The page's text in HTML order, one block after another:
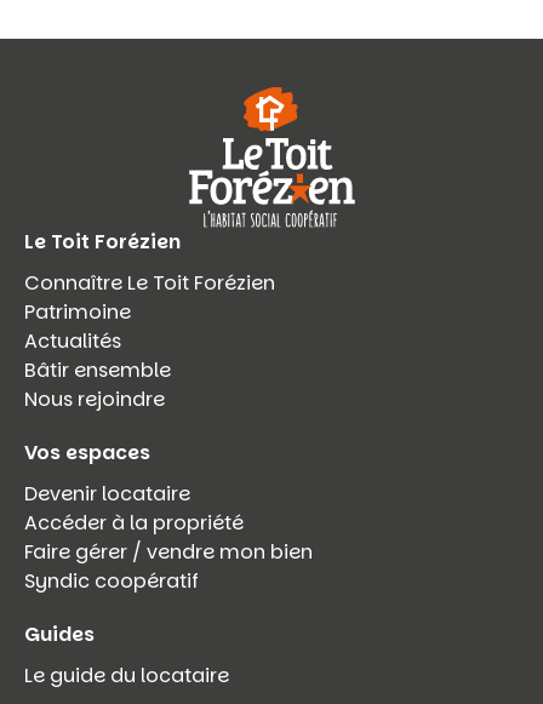
Le Toit Forézien
Connaître Le Toit Forézien
Patrimoine
Actualités
Bâtir ensemble
Nous rejoindre
Vos espaces
Devenir locataire
Accéder à la propriété
Faire gérer / vendre mon bien
Syndic coopératif
Guides
Le guide du locataire